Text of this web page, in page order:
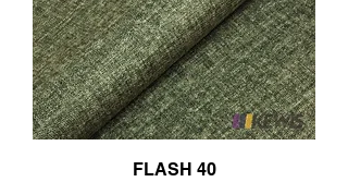
FLASH 40